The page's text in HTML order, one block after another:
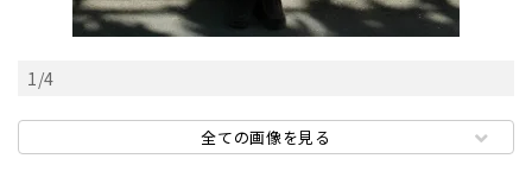
1/4
全ての画像を見る